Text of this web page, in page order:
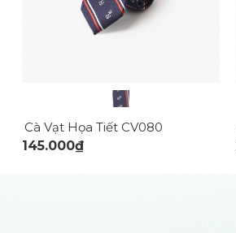
Cà Vạt Họa Tiết CV080
145.000₫